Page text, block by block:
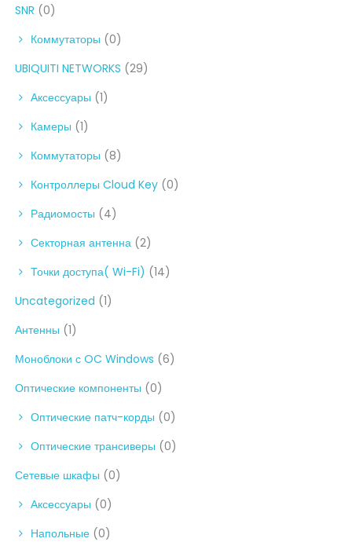
SNR (0)
Коммутаторы (0)
UBIQUITI NETWORKS (29)
Аксессуары (1)
Камеры (1)
Коммутаторы (8)
Контроллеры Cloud Key (0)
Радиомосты (4)
Секторная антенна (2)
Точки доступа( Wi-Fi) (14)
Uncategorized (1)
Антенны (1)
Моноблоки с OC Windows (6)
Оптические компоненты (0)
Оптические патч-корды (0)
Оптические трансиверы (0)
Сетевые шкафы (0)
Аксессуары (0)
Напольные (0)